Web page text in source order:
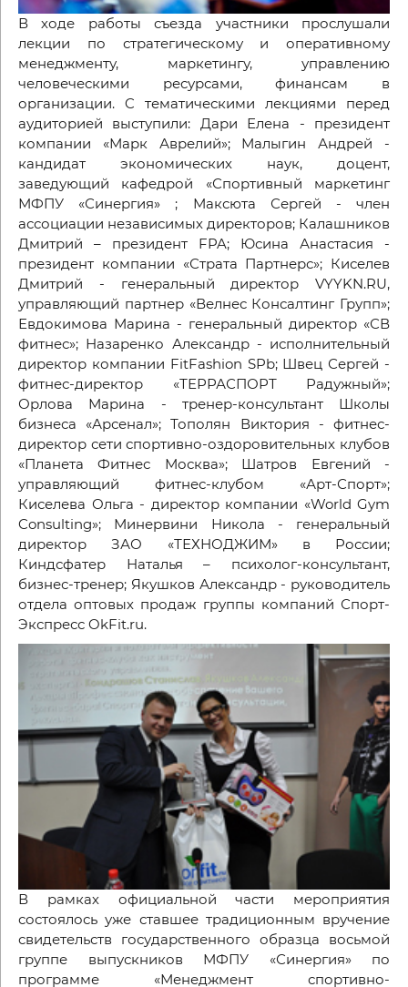
В ходе работы съезда участники прослушали
лекции по стратегическому и оперативному
менеджменту, маркетингу, управлению
человеческими ресурсами, финансам в
организации. C тематическими лекциями перед
аудиторией выступили: Дари Елена - президент
компании «Марк Аврелий»; Малыгин Андрей -
кандидат экономических наук, доцент,
заведующий кафедрой «Спортивный маркетинг
МФПУ «Синергия» ; Максюта Сергей - член
ассоциации независимых директоров; Калашников
Дмитрий – президент FPA; Юсина Анастасия -
президент компании «Страта Партнерс»; Киселев
Дмитрий - генеральный директор VYYKN.RU,
управляющий партнер «Велнес Консалтинг Групп»;
Евдокимова Марина - генеральный директор «СВ
фитнес»; Назаренко Александр - исполнительный
директор компании FitFashion SPb; Швец Сергей -
фитнес-директор «ТЕРРАСПОРТ Радужный»;
Орлова Марина - тренер-консультант Школы
бизнеса «Арсенал»; Тополян Виктория - фитнес-
директор сети спортивно-оздоровительных клубов
«Планета Фитнес Москва»; Шатров Евгений -
управляющий фитнес-клубом «Арт-Спорт»;
Киселева Ольга - директор компании «World Gym
Consulting»; Минервини Никола - генеральный
директор ЗАО «ТЕХНОДЖИМ» в России;
Киндсфатер Наталья – психолог-консультант,
бизнес-тренер; Якушков Александр - руководитель
отдела оптовых продаж группы компаний Спорт-
Экспресс OkFit.ru.
В рамках официальной части мероприятия
состоялось уже ставшее традиционным вручение
свидетельств государственного образца восьмой
группе выпускников МФПУ «Синергия» по
программе «Менеджмент спортивно-